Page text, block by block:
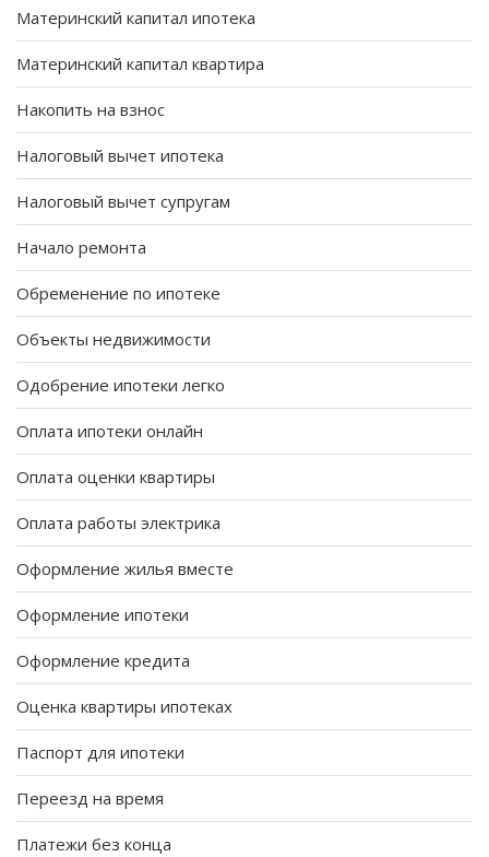
Материнский капитал ипотека
Материнский капитал квартира
Накопить на взнос
Налоговый вычет ипотека
Налоговый вычет супругам
Начало ремонта
Обременение по ипотеке
Объекты недвижимости
Одобрение ипотеки легко
Оплата ипотеки онлайн
Оплата оценки квартиры
Оплата работы электрика
Оформление жилья вместе
Оформление ипотеки
Оформление кредита
Оценка квартиры ипотеках
Паспорт для ипотеки
Переезд на время
Платежи без конца